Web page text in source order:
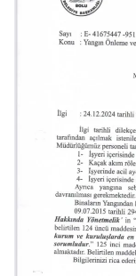
Metnimiziziyaret
hazırlanmış
ilgili mevzuata
almak için lütfen